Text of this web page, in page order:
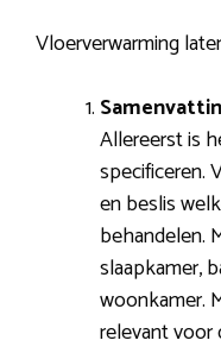
Vloerverwarming
Allereerst is
specificeren.
en beslis
behandelen.
slaapkamer,
woonkamer.
relevant voor